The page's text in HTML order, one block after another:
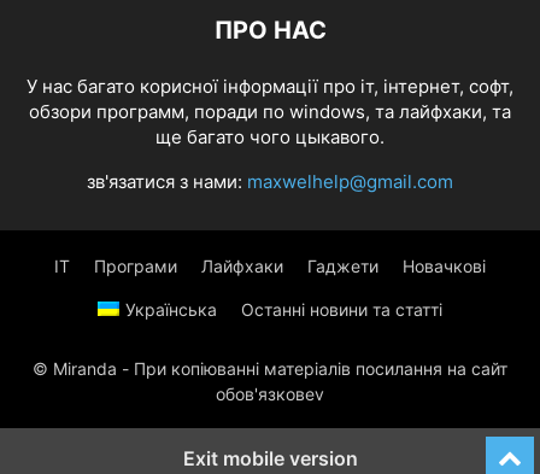
ПРО НАС
У нас багато корисної інформації про іт, інтернет, софт,
обзори программ, поради по windows, та лайфхаки, та
ще багато чого цыкавого.
зв'язатися з нами: maxwelhelp@gmail.com
IT Програми Лайфхаки Гаджети Новачкові
Українська Останні новини та статті
© Miranda - При копіюванні матеріалів посилання на сайт
обов'язковеv
Exit mobile version